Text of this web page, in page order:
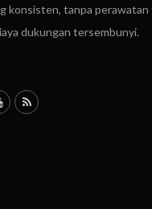
konsisten, tanpa perawatan
dukungan tersembunyi.